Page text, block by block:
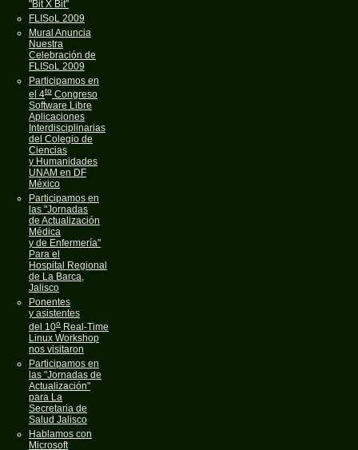
"Bit X Bit"
FLISoL 2009
Mural Anuncia
Nuestra
Celebración de
FLISoL 2009
Participamos en
el 4to Congreso
Software Libre
Aplicaciones
Interdisciplinarias
del Colegio de
Ciencias
y Humanidades
UNAM en DF
México
Participamos en
las "Jornadas
de Actualización
Médica
y de Enfermería"
Para el
Hospital Regional
de La Barca,
Jalisco
Ponentes
y asistentes
del 10o Real-Time
Linux Workshop
nos visitaron
Participamos en
las "Jornadas de
Actualización"
para La
Secretaria de
Salud Jalisco
Hablamos con
Microsoft